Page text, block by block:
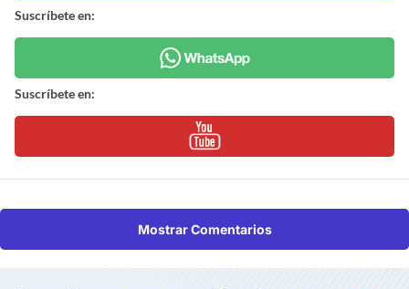
Suscríbete en:
Suscríbete en:
Mostrar Comentarios